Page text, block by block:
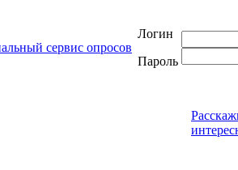
Логин
Пароль